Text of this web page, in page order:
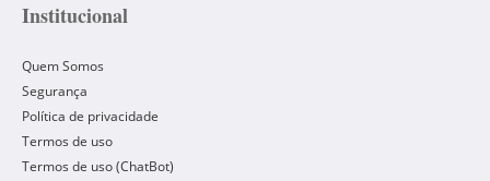
Institucional
Quem Somos
Segurança
Política de privacidade
Termos de uso
Termos de uso (ChatBot)